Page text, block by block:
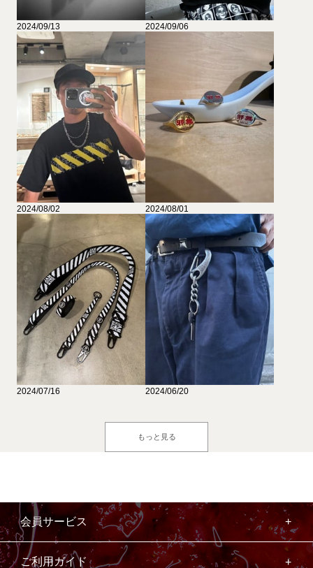
2024/09/13 2024/09/06
2024/08/02 2024/08/01
2024/07/16 2024/06/20
もっと見る
会員サービス
ご利用ガイド